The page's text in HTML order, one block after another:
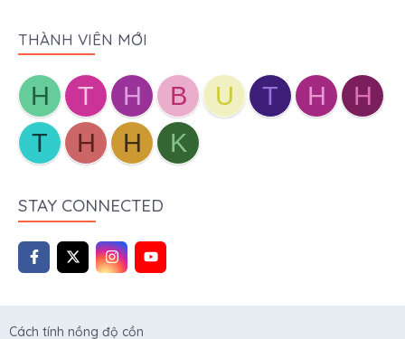
THÀNH VIÊN MỚI
H T H B U T H
H
T
H H K
STAY CONNECTED
Cách tính nồng độ cồn